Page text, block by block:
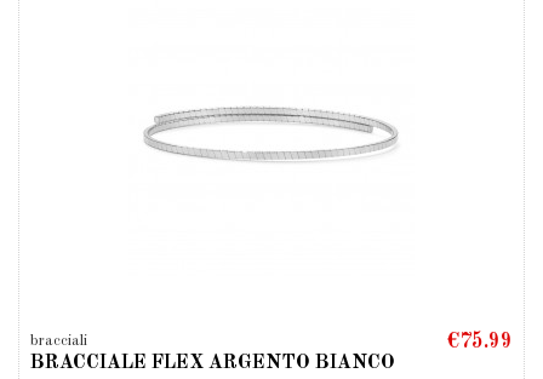
bracciali
BRACCIALE FLEX ARGENTO BIANCO
€75.99